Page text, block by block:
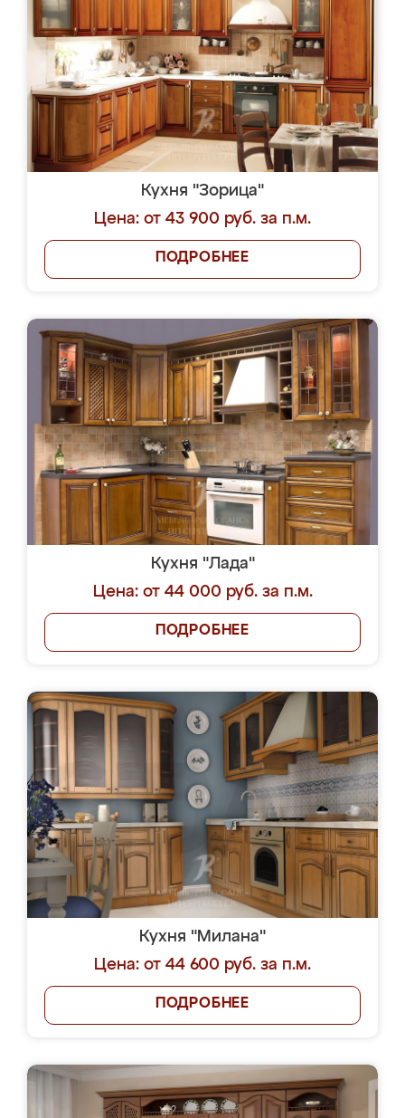
Кухня "Зорица"
Цена: от 43 900 руб. за п.м.
ПОДРОБНЕЕ
Кухня "Лада"
Цена: от 44 000 руб. за п.м.
ПОДРОБНЕЕ
Кухня "Милана"
Цена: от 44 600 руб. за п.м.
ПОДРОБНЕЕ